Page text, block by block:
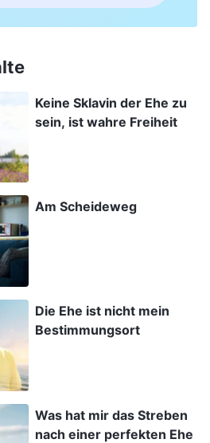
wir nie wieder ein
Auf der einen Seite
anderen meine Ehe. Ich
betete suchend zu Gott
„
eine
und deinen Posten ohne
und den
dann stellt das die
dar. Zählt das nicht
an Gott?
(Das Wort, Bd. 3,
der letzten Tage: Das
ist die Pflicht, zu deren
würde, um meine Ehe
Keine Sklavin der Ehe zu
sein, ist wahre Freiheit
Am Scheideweg
Die Ehe ist nicht mein
Bestimmungsort
Was hat mir das Streben
nach einer perfekten Ehe